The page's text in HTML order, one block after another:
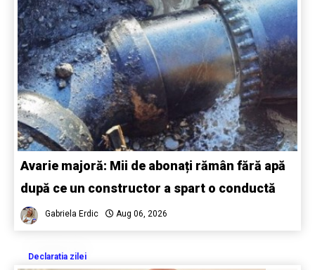
Avarie majoră: Mii de abonați rămân fără apă
după ce un constructor a spart o conductă
Gabriela Erdic Aug 06, 2026
Declaratia zilei